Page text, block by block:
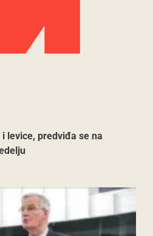
levice, predviđa se na